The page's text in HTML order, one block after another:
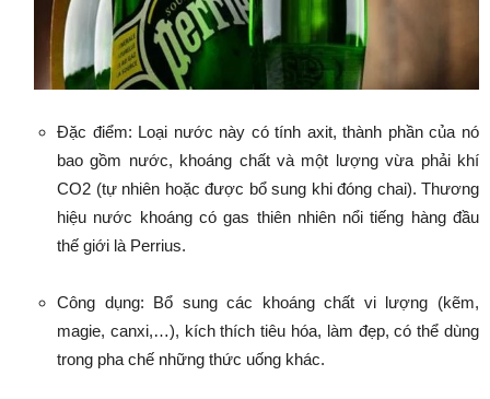
Đặc điểm: Loại nước này có tính axit, thành phần của nó
bao gồm nước, khoáng chất và một lượng vừa phải khí
CO2 (tự nhiên hoặc được bổ sung khi đóng chai). Thương
hiệu nước khoáng có gas thiên nhiên nổi tiếng hàng đầu
thế giới là Perrius.
Công dụng: Bổ sung các khoáng chất vi lượng (kẽm,
magie, canxi,…), kích thích tiêu hóa, làm đẹp, có thể dùng
trong pha chế những thức uống khác.